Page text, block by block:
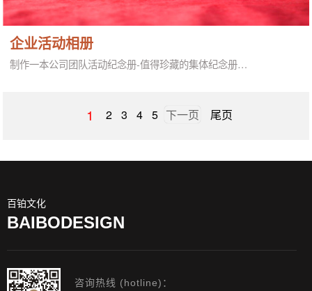
企业活动相册
制作一本公司团队活动纪念册-值得珍藏的集体纪念册…
1 2 3 4 5 下一页 尾页
百铂文化
BAIBODESIGN
咨询热线 (hotline)：